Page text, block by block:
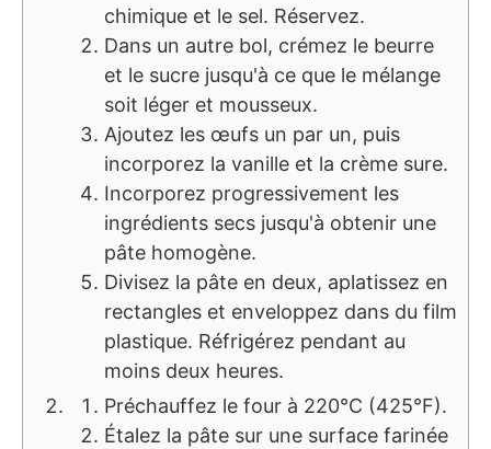
chimique et le sel. Réservez.
Dans un autre bol, crémez le beurre
et le sucre jusqu'à ce que le mélange
soit léger et mousseux.
Ajoutez les œufs un par un, puis
incorporez la vanille et la crème sure.
Incorporez progressivement les
ingrédients secs jusqu'à obtenir une
pâte homogène.
Divisez la pâte en deux, aplatissez en
rectangles et enveloppez dans du film
plastique. Réfrigérez pendant au
moins deux heures.
Préchauffez le four à 220°C (425°F).
Étalez la pâte sur une surface farinée